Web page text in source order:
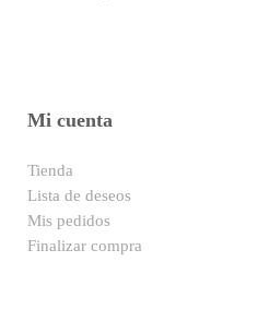
Mi cuenta
Tienda
Lista de deseos
Mis pedidos
Finalizar compra